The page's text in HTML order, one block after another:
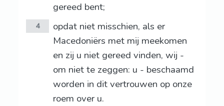
gereed bent;
4
opdat niet misschien, als er
Macedoniërs met mij meekomen
en zij u niet gereed vinden, wij -
om niet te zeggen: u - beschaamd
worden in dit vertrouwen op onze
roem over u.